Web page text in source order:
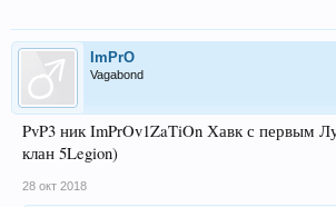
ImPrO
Vagabond
PvP3 ник ImPrOv1ZaTiOn Хавк с первым
клан 5Legion)
28 окт 2018